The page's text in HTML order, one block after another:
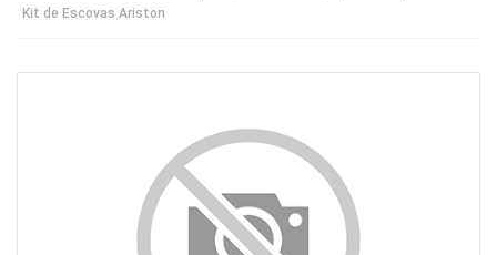
Kit de Escovas Ariston